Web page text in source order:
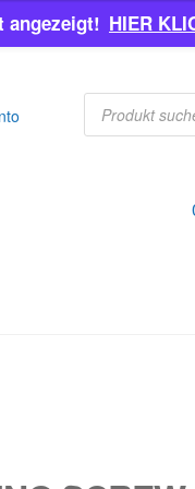
Products
search
angezeigt! HIER